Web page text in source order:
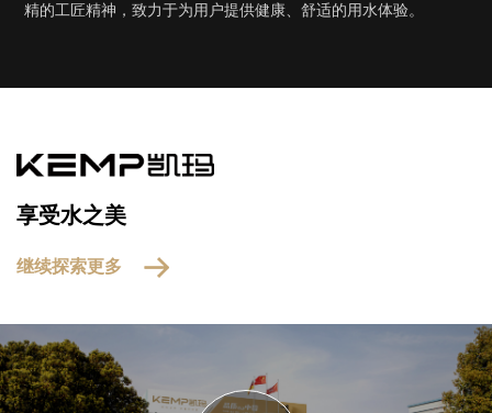
精的工匠精神，致力于为用户提供健康、舒适的用水体验。
享受水之美
继续探索更多